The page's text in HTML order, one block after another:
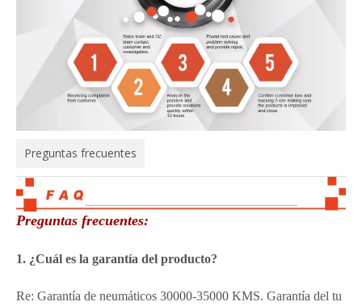
Preguntas frecuentes
Preguntas frecuentes:
1. ¿Cuál es la garantía del producto?
Re: Garantía de neumáticos 30000-35000 KMS. Garantía del tu